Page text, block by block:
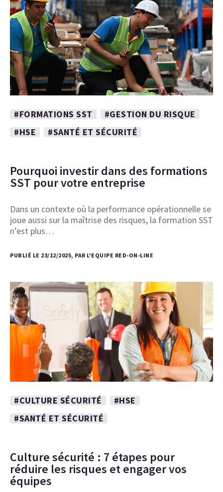
#FORMATIONS SST
#GESTION DU RISQUE
#HSE
#SANTÉ ET SÉCURITÉ
Pourquoi investir dans des formations
SST pour votre entreprise
Dans un contexte où la performance opérationnelle se
joue aussi sur la maîtrise des risques, la formation SST
n’est plus…
PUBLIÉ LE 23/12/2025, PAR L'EQUIPE RED-ON-LINE
#CULTURE SÉCURITÉ
#HSE
#SANTÉ ET SÉCURITÉ
Culture sécurité : 7 étapes pour
réduire les risques et engager vos
équipes